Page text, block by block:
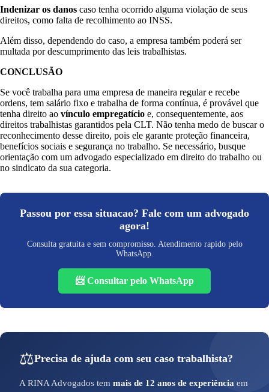
Indenizar os danos caso tenha ocorrido alguma violação de seus
direitos, como falta de recolhimento ao INSS.
Além disso, dependendo do caso, a empresa também poderá ser
multada por descumprimento das leis trabalhistas.
CONCLUSÃO
Se você trabalha para uma empresa de maneira regular e recebe
ordens, tem salário fixo e trabalha de forma contínua, é provável que
tenha direito ao vínculo empregatício e, consequentemente, aos
direitos trabalhistas garantidos pela CLT. Não tenha medo de buscar o
reconhecimento desse direito, pois ele garante proteção financeira,
benefícios sociais e segurança no trabalho. Se necessário, busque
orientação com um advogado especializado em direito do trabalho ou
no sindicato da sua categoria.
Passou por essa situacao? Fale com um advogado
agora!
Consulta gratuita e sem compromisso. Atendimento rapido pelo
WhatsApp.
📨 Consultar pelo WhatsApp
⚖️Precisa de ajuda com seu caso trabalhista?
A RINA Advogados tem mais de 12 anos de experiência em